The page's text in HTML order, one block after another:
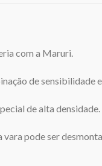
com a Maruri.
de sensibilidade
de alta densidade.
pode ser